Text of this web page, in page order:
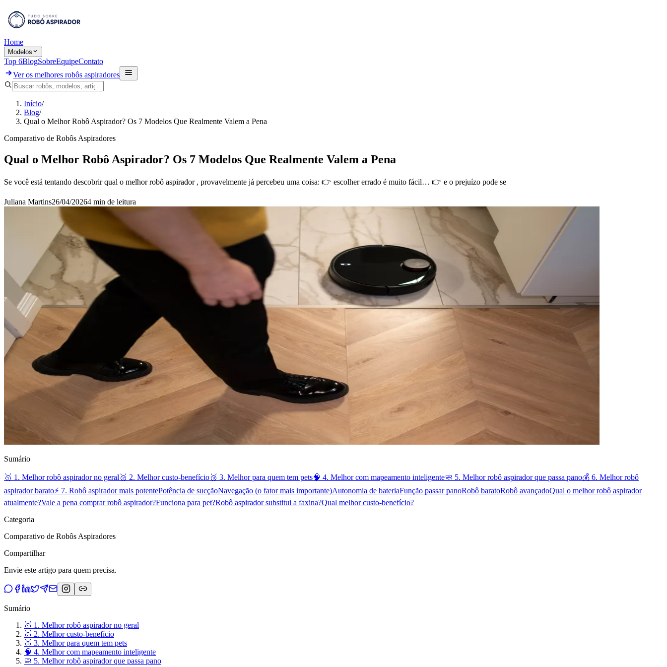
Home
Modelos
Top 6BlogSobreEquipeContato
Ver os melhores robôs aspiradores
Início/
Blog/
Qual o Melhor Robô Aspirador? Os 7 Modelos Que Realmente Valem a Pena
Comparativo de Robôs Aspiradores
Qual o Melhor Robô Aspirador? Os 7 Modelos Que Realmente Valem a Pena
Se você está tentando descobrir qual o melhor robô aspirador , provavelmente já percebeu uma coisa: 👉 escolher errado é muito fácil… 👉 e o prejuízo pode se
Juliana Martins26/04/20264 min de leitura
Sumário
🥇 1. Melhor robô aspirador no geral 🥈 2. Melhor custo-benefício🥉 3. Melhor para quem tem pets🧠 4. Melhor com mapeamento inteligente🧼 5. Melhor robô aspirador que passa pano💰 6. Melhor robô
aspirador barato⚡ 7. Robô aspirador mais potentePotência de sucçãoNavegação (o fator mais importante)Autonomia de bateriaFunção passar panoRobô baratoRobô avançadoQual o melhor robô aspirador
atualmente?Vale a pena comprar robô aspirador?Funciona para pet?Robô aspirador substitui a faxina?Qual melhor custo-benefício?
Categoria
Comparativo de Robôs Aspiradores
Compartilhar
Envie este artigo para quem precisa.
Sumário
🥇 1. Melhor robô aspirador no geral
🥈 2. Melhor custo-benefício
🥉 3. Melhor para quem tem pets
🧠 4. Melhor com mapeamento inteligente
🧼 5. Melhor robô aspirador que passa pano